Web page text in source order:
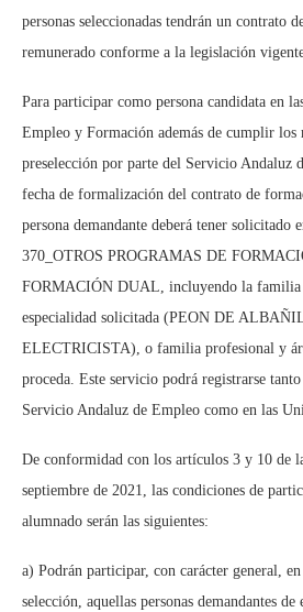
personas seleccionadas tendrán un contrato
remunerado conforme a la legislación
Para participar como persona candidata en
Empleo y Formación además de cumplir los
preselección por parte del Servicio Andaluz
fecha de formalización del contrato de
persona demandante deberá tener solicitado
370_OTROS PROGRAMAS DE
FORMACIÓN DUAL, incluyendo la familia
especialidad solicitada (PEON DE
ELECTRICISTA), o familia profesional y
proceda. Este servicio podrá registrarse
Servicio Andaluz de Empleo como en las
De conformidad con los artículos 3 y 10 de
septiembre de 2021, las condiciones de
alumnado serán las siguientes:
a) Podrán participar, con carácter general,
selección, aquellas personas demandantes